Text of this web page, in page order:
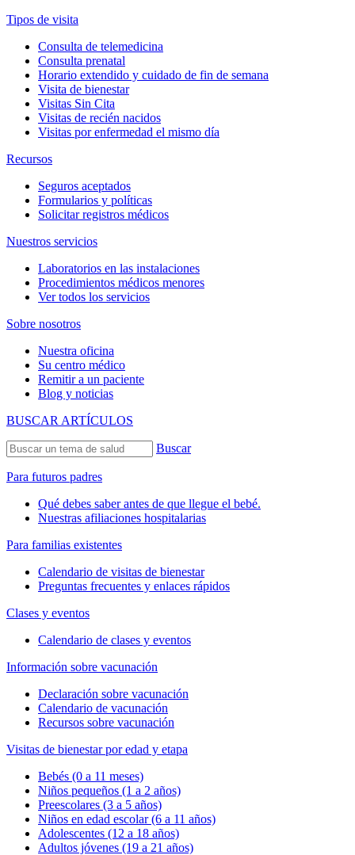
Tipos de visita
Consulta de telemedicina
Consulta prenatal
Horario extendido y cuidado de fin de semana
Visita de bienestar
Visitas Sin Cita
Visitas de recién nacidos
Visitas por enfermedad el mismo día
Recursos
Seguros aceptados
Formularios y políticas
Solicitar registros médicos
Nuestros servicios
Laboratorios en las instalaciones
Procedimientos médicos menores
Ver todos los servicios
Sobre nosotros
Nuestra oficina
Su centro médico
Remitir a un paciente
Blog y noticias
BUSCAR ARTÍCULOS
Buscar
Para futuros padres
Qué debes saber antes de que llegue el bebé.
Nuestras afiliaciones hospitalarias
Para familias existentes
Calendario de visitas de bienestar
Preguntas frecuentes y enlaces rápidos
Clases y eventos
Calendario de clases y eventos
Información sobre vacunación
Declaración sobre vacunación
Calendario de vacunación
Recursos sobre vacunación
Visitas de bienestar por edad y etapa
Bebés (0 a 11 meses)
Niños pequeños (1 a 2 años)
Preescolares (3 a 5 años)
Niños en edad escolar (6 a 11 años)
Adolescentes (12 a 18 años)
Adultos jóvenes (19 a 21 años)